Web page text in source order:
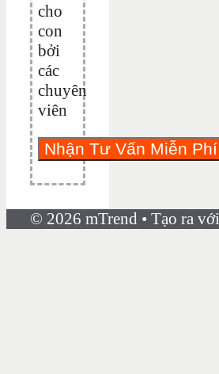
cho
con
bởi
các
chuyên
viên
© 2026 mTrend • Tạo ra với